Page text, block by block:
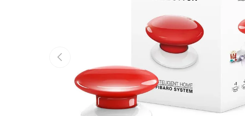
Ankstesnis